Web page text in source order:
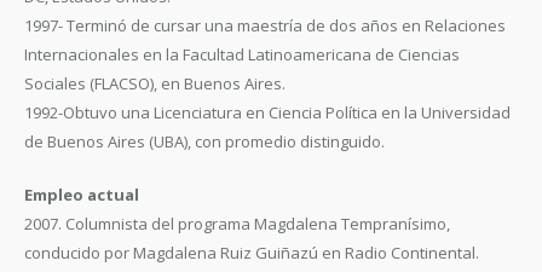
1997- Terminó de cursar una maestría de dos años en Relaciones
Internacionales en la Facultad Latinoamericana de Ciencias
Sociales (FLACSO), en Buenos Aires.
1992-Obtuvo una Licenciatura en Ciencia Política en la Universidad
de Buenos Aires (UBA), con promedio distinguido.
Empleo actual
2007. Columnista del programa Magdalena Tempranísimo,
conducido por Magdalena Ruiz Guiñazú en Radio Continental.